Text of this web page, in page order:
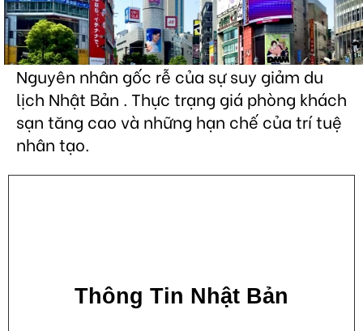
Nguyên nhân gốc rễ của sự suy giảm du
lịch Nhật Bản . Thực trạng giá phòng khách
sạn tăng cao và những hạn chế của trí tuệ
nhân tạo.
Thông Tin Nhật Bản